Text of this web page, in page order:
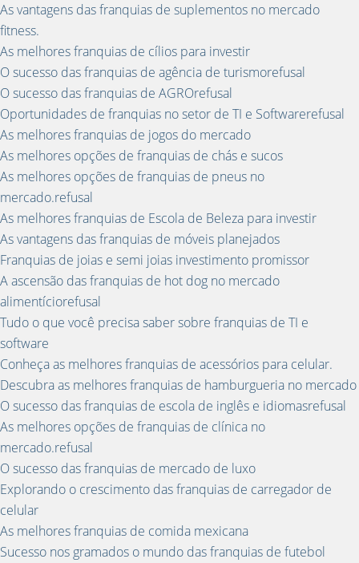
As vantagens das franquias de suplementos no mercado
fitness.
As melhores franquias de cílios para investir
O sucesso das franquias de agência de turismorefusal
O sucesso das franquias de AGROrefusal
Oportunidades de franquias no setor de TI e Softwarerefusal
As melhores franquias de jogos do mercado
As melhores opções de franquias de chás e sucos
As melhores opções de franquias de pneus no
mercado.refusal
As melhores franquias de Escola de Beleza para investir
As vantagens das franquias de móveis planejados
Franquias de joias e semi joias investimento promissor
A ascensão das franquias de hot dog no mercado
alimentíciorefusal
Tudo o que você precisa saber sobre franquias de TI e
software
Conheça as melhores franquias de acessórios para celular.
Descubra as melhores franquias de hamburgueria no mercado
O sucesso das franquias de escola de inglês e idiomasrefusal
As melhores opções de franquias de clínica no
mercado.refusal
O sucesso das franquias de mercado de luxo
Explorando o crescimento das franquias de carregador de
celular
As melhores franquias de comida mexicana
Sucesso nos gramados o mundo das franquias de futebol